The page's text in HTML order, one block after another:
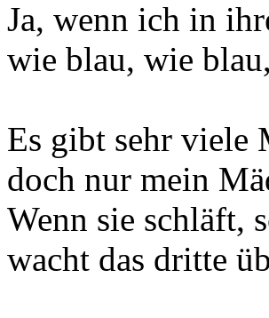
Ja, wenn ich in
wie blau, wie
Es gibt sehr viele
doch nur mein
Wenn sie schläft,
wacht das dritte